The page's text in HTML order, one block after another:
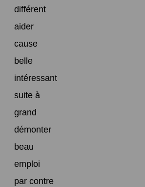
différent
aider
cause
belle
intéressant
suite à
grand
démonter
beau
emploi
par contre